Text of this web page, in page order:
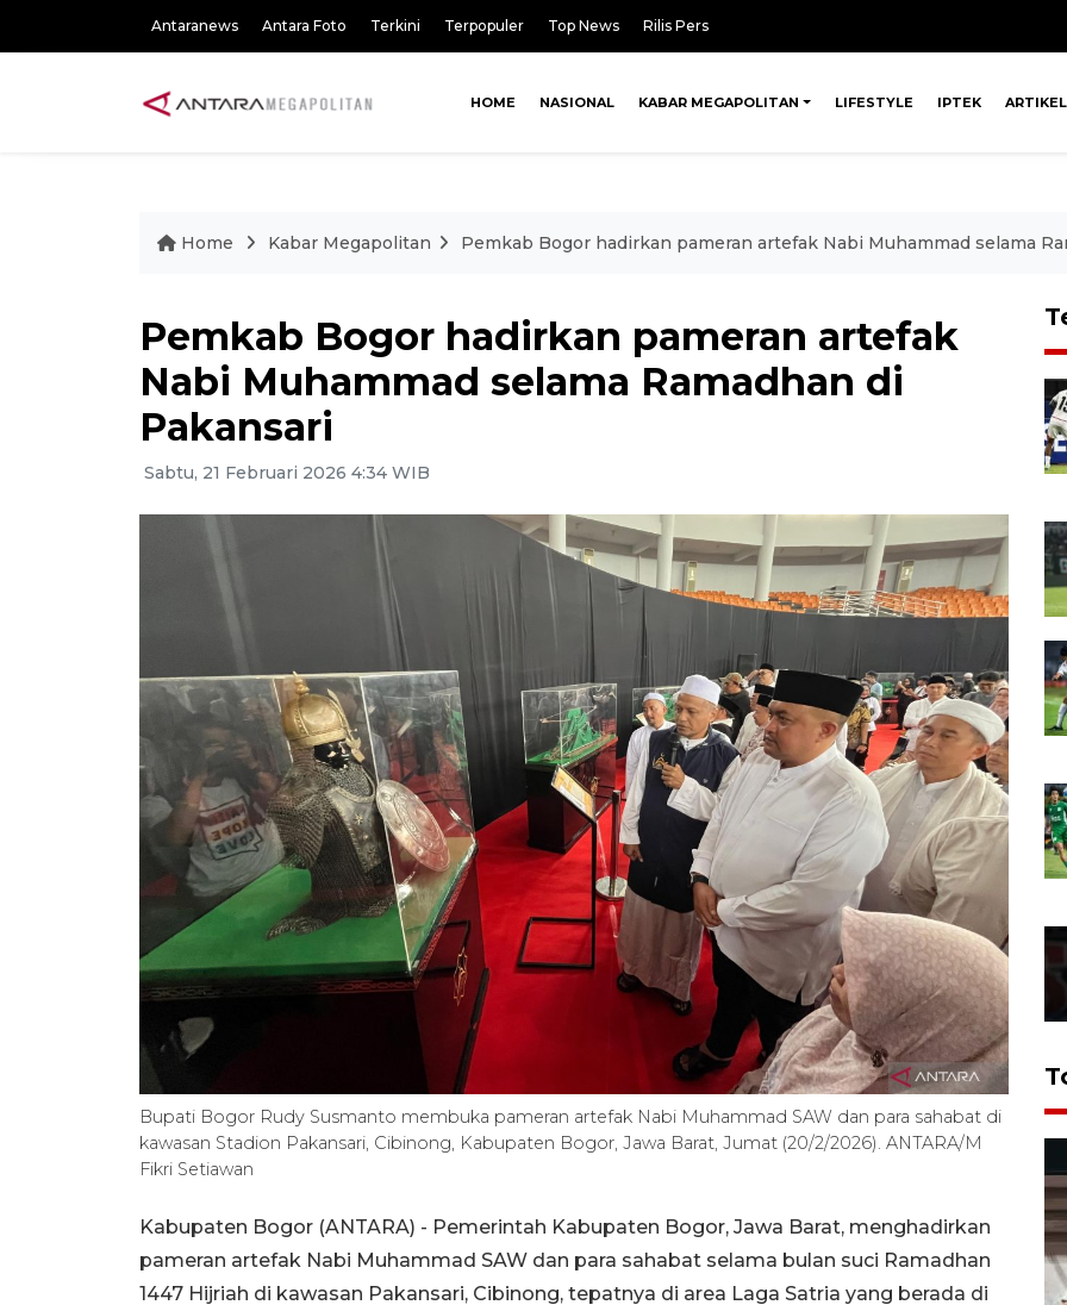
Antaranews Antara Foto Terkini Terpopuler Top News Rilis Pers
HOME NASIONAL KABAR MEGAPOLITAN LIFESTYLE IPTEK ARTIKEL
Home Kabar Megapolitan Pemkab Bogor hadirkan pameran artefak Nabi Muhammad selama
Pemkab Bogor hadirkan pameran artefak
Nabi Muhammad selama Ramadhan di
Pakansari
Sabtu, 21 Februari 2026 4:34 WIB
Bupati Bogor Rudy Susmanto membuka pameran artefak Nabi Muhammad SAW dan para sahabat di
kawasan Stadion Pakansari, Cibinong, Kabupaten Bogor, Jawa Barat, Jumat (20/2/2026). ANTARA/M
Fikri Setiawan
Kabupaten Bogor (ANTARA) - Pemerintah Kabupaten Bogor, Jawa Barat, menghadirkan
pameran artefak Nabi Muhammad SAW dan para sahabat selama bulan suci Ramadhan
1447 Hijriah di kawasan Pakansari, Cibinong, tepatnya di area Laga Satria yang berada di